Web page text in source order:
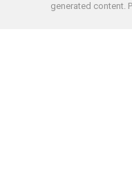
generated content.